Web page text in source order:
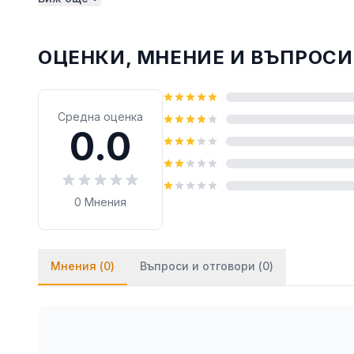
ОЦЕНКИ, МНЕНИЕ И ВЪПРОСИ
Средна оценка
0.0
0 Мнения
Мнения (0) Въпроси и отговори (0)